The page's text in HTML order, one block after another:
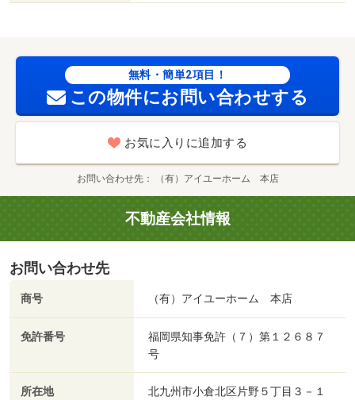
無料・簡単2項目！
この物件にお問い合わせする
お気に入りに追加する
お問い合わせ先 （有）アイユーホーム 本店
不動産会社情報
お問い合わせ先
商号 （有）アイユーホーム 本店
免許番号
福岡県知事免許（７）第１２６８７
号
所在地
北九州市小倉北区片野５丁目３－１